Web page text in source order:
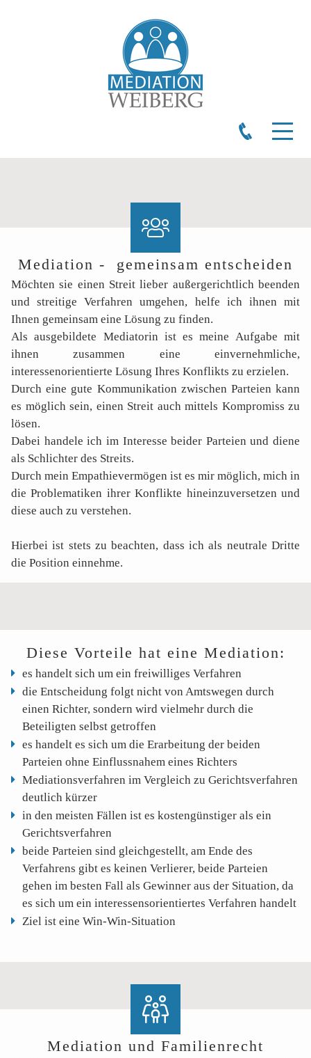
FAMILIENRECHT
ONLINE SCHEIDUNG
ARBEITSRECHT
MEDIATION
KOSTEN
PDF DOWNLOADS
Mediation - gemeinsam entscheiden
Möchten sie einen Streit lieber außergerichtlich beenden
und streitige Verfahren umgehen, helfe ich ihnen mit
Ihnen gemeinsam eine Lösung zu finden.
Als ausgebildete Mediatorin ist es meine Aufgabe mit
ihnen zusammen eine einvernehmliche,
interessenorientierte Lösung Ihres Konflikts zu erzielen.
Durch eine gute Kommunikation zwischen Parteien kann
es möglich sein, einen Streit auch mittels Kompromiss zu
lösen.
Dabei handele ich im Interesse beider Parteien und diene
als Schlichter des Streits.
Durch mein Empathievermögen ist es mir möglich, mich in
die Problematiken ihrer Konflikte hineinzuversetzen und
diese auch zu verstehen.
Hierbei ist stets zu beachten, dass ich als neutrale Dritte
die Position einnehme.
Diese Vorteile hat eine Mediation:
es handelt sich um ein freiwilliges Verfahren
die Entscheidung folgt nicht von Amtswegen durch
einen Richter, sondern wird vielmehr durch die
Beteiligten selbst getroffen
es handelt es sich um die Erarbeitung der beiden
Parteien ohne Einflussnahem eines Richters
Mediationsverfahren im Vergleich zu Gerichtsverfahren
deutlich kürzer
in den meisten Fällen ist es kostengünstiger als ein
Gerichtsverfahren
beide Parteien sind gleichgestellt, am Ende des
Verfahrens gibt es keinen Verlierer, beide Parteien
gehen im besten Fall als Gewinner aus der Situation, da
es sich um ein interessensorientiertes Verfahren handelt
Ziel ist eine Win-Win-Situation
Mediation und Familienrecht